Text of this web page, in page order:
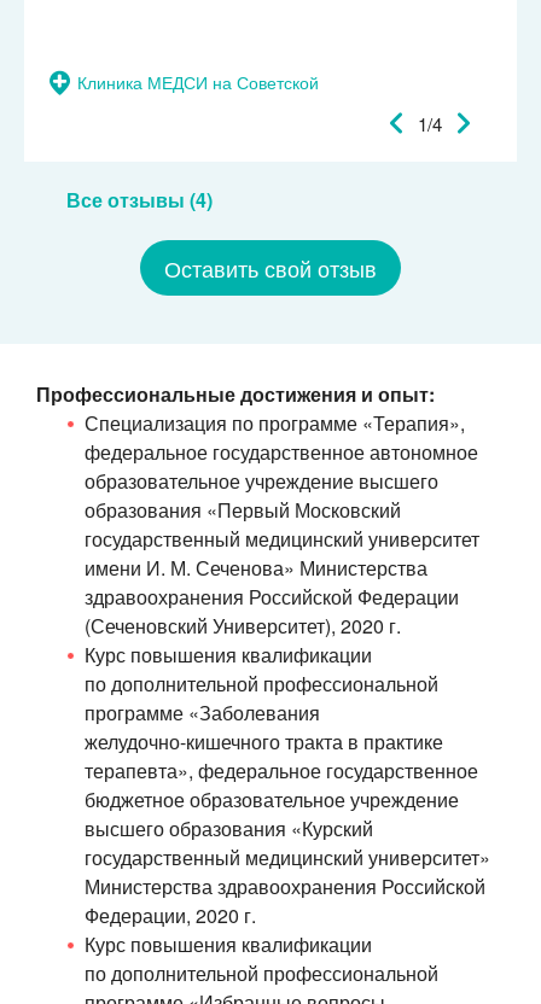
Клиника МЕДСИ на Советской
1/4
Все отзывы (4)
Оставить свой отзыв
Профессиональные достижения и опыт:
Специализация по программе «Терапия»,
федеральное государственное автономное
образовательное учреждение высшего
образования «Первый Московский
государственный медицинский университет
имени И. М. Сеченова» Министерства
здравоохранения Российской Федерации
(Сеченовский Университет), 2020 г.
Курс повышения квалификации
по дополнительной профессиональной
программе «Заболевания
желудочно-кишечноготракта в практике
терапевта», федеральное государственное
бюджетное образовательное учреждение
высшего образования «Курский
государственный медицинский университет»
Министерства здравоохранения Российской
Федерации, 2020 г.
Курс повышения квалификации
по дополнительной профессиональной